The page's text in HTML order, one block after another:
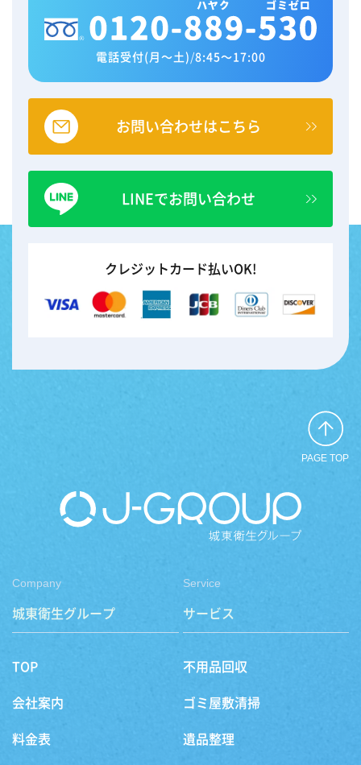
電話受付(月～土) /8:45～17:00
お問い合わせはこちら
LINEでお問い合わせ
クレジットカード払いOK!
PAGE TOP
Company
城東衛生グループ
TOP
会社案内
料金表
Service
サービス
不用品回収
ゴミ屋敷清掃
遺品整理